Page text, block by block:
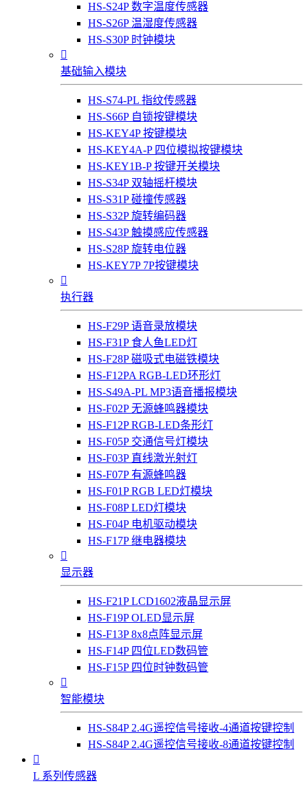
HS-S24P 数字温度传感器
HS-S26P 温湿度传感器
HS-S30P 时钟模块

基础输入模块
HS-S74-PL 指纹传感器
HS-S66P 自锁按键模块
HS-KEY4P 按键模块
HS-KEY4A-P 四位模拟按键模块
HS-KEY1B-P 按键开关模块
HS-S34P 双轴摇杆模块
HS-S31P 碰撞传感器
HS-S32P 旋转编码器
HS-S43P 触摸感应传感器
HS-S28P 旋转电位器
HS-KEY7P 7P按键模块

执行器
HS-F29P 语音录放模块
HS-F31P 食人鱼LED灯
HS-F28P 磁吸式电磁铁模块
HS-F12PA RGB-LED环形灯
HS-S49A-PL MP3语音播报模块
HS-F02P 无源蜂鸣器模块
HS-F12P RGB-LED条形灯
HS-F05P 交通信号灯模块
HS-F03P 直线激光射灯
HS-F07P 有源蜂鸣器
HS-F01P RGB LED灯模块
HS-F08P LED灯模块
HS-F04P 电机驱动模块
HS-F17P 继电器模块

显示器
HS-F21P LCD1602液晶显示屏
HS-F19P OLED显示屏
HS-F13P 8x8点阵显示屏
HS-F14P 四位LED数码管
HS-F15P 四位时钟数码管

智能模块
HS-S84P 2.4G遥控信号接收-4通道按键控制
HS-S84P 2.4G遥控信号接收-8通道按键控制

L 系列传感器